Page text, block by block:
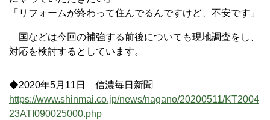
「リフォームが終わって住んでるんですけど、不安です」
国などは今回の補強する前後についても現地調査をし、
対応を検討するとしています。
◆2020年5月11日 信濃毎日新聞
https://www.shinmai.co.jp/news/nagano/20200511/KT2004
23ATI090025000.php